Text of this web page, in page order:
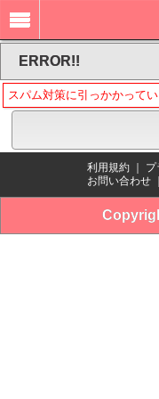
ERROR!!
スパム対策に引っかかってい
利用規約 プ
お問い合わせ